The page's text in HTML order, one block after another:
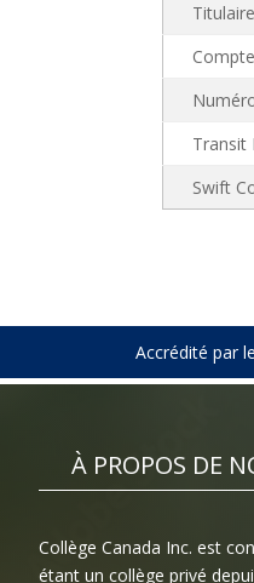
Compte
Transit
Swift
Accrédité par
À PROPOS DE
Collège Canada Inc. est
étant un collège privé